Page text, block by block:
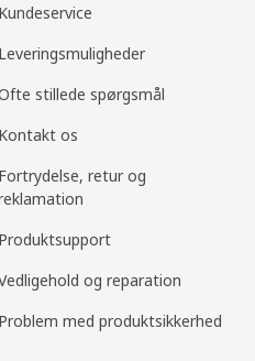
stillede spørgsmål
os
retur og
og reparation
med produktsikkerhed